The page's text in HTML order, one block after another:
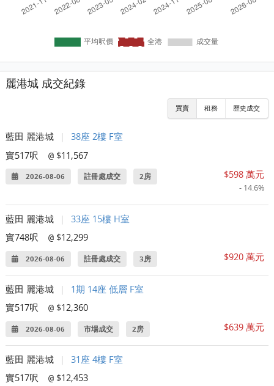
麗港城 成交紀錄
買賣 租務 歷史成交
藍田 麗港城
38座 2樓 F室
實517呎
@ $11,567
2026-08-06 註冊處成交 2房 $598 萬元
- 14.6%
藍田 麗港城
33座 15樓 H室
實748呎
@ $12,299
2026-08-06 註冊處成交 3房 $920 萬元
藍田 麗港城
1期 14座 低層 F室
實517呎
@ $12,360
2026-08-06 市場成交 2房 $639 萬元
藍田 麗港城
31座 4樓 F室
實517呎
@ $12,453